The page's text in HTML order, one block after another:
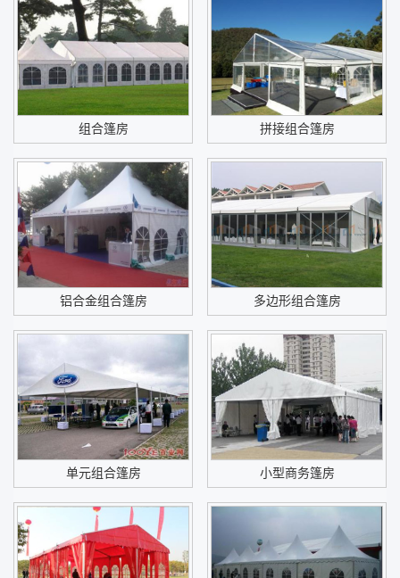
组合篷房 拼接组合篷房
铝合金组合篷房 多边形组合篷房
单元组合篷房 小型商务篷房